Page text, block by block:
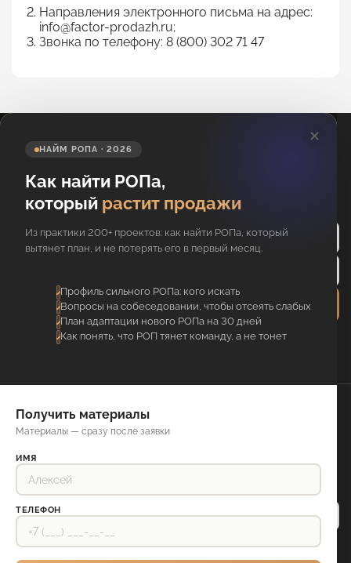
Направления электронного письма на адрес:
info@factor-prodazh.ru;
Звонка по телефону: 8 (800) 302 71 47
✕
НАЙМ РОПА · 2026
Как найти РОПа,
который растит продажи
Из практики 200+ проектов: как найти РОПа, который
вытянет план, и не потерять его в первый месяц.
Профиль сильного РОПа: кого искать
Вопросы на собеседовании, чтобы отсеять слабых
План адаптации нового РОПа на 30 дней
Как понять, что РОП тянет команду, а не тонет
Получить материалы
Материалы — сразу после заявки
ИМЯ
ТЕЛЕФОН
Подпишитесь на новости
Отправить
Я соглашаюсь с обработкойперсональных данных
Даю согласие на
Отдел
продаж
Блог
Кейсы
Отзывы
Книги
О компании